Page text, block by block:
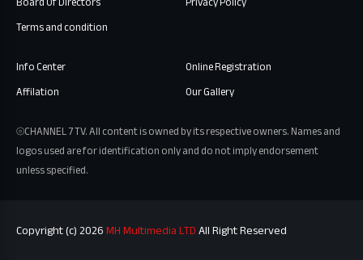
Terms and condition
Info Center
Online Registration
Affilation
Our Gallery
⦾CHANNEL 7 TV. All content is owned by its respective owners. Names and
logos used are for identification only and do not imply endorsement
unless specified.
Copyright (c) 2026MH Multimedia LTDAll Right Reserved